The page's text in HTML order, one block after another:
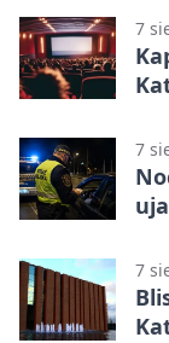
7
7
7